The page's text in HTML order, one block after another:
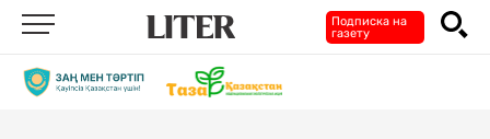
Подписка на
газету